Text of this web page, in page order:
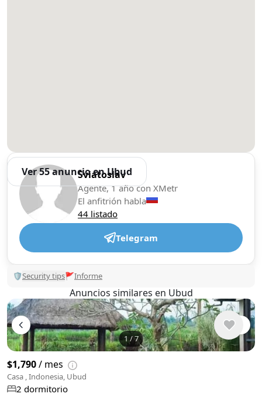
Ver 55 anuncio en Ubud
Sviatoslav
Agente, 1 año con XMetr
El anfitrión habla
44 listado
Telegram
🛡Security tips🚩Informe
Anuncios similares en Ubud
1 /7
$1,790/ mes
Casa , Indonesia, Ubud
2 dormitorio